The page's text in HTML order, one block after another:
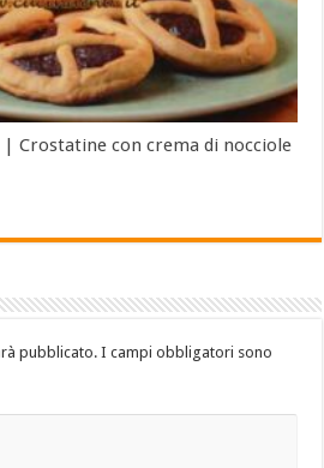
| Crostatine con crema di nocciole
pubblicato. I campi obbligatori sono